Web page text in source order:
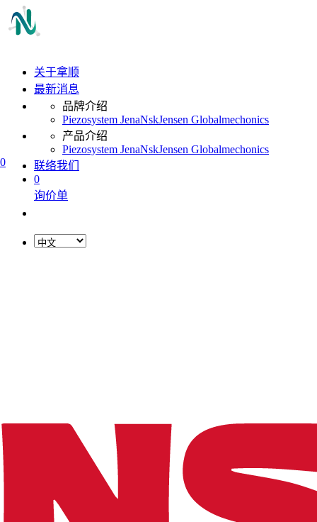
0
关于拿顺
最新消息
品牌介绍
Piezosystem JenaNskJensen Globalmechonics
产品介绍
Piezosystem JenaNskJensen Globalmechonics
联络我们
0
询价单